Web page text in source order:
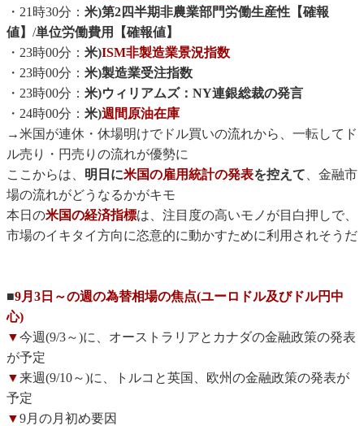
・21時30分： 米)第2四半期非農業部門労働生産性【確報
値】 /単位労働費用【確報値】
・23時00分： 米)ISM非製造業景況指数
・23時00分： 米)製造業受注指数
・23時00分： 米)ウィリアムズ：NY連銀総裁の発言
・24時00分： 米)週間原油在庫
→米国が連休・休場明けでドル買いの流れから、一転してド
ル売り・円売りの流れが優勢に
ここからは、 明日に米国の雇用統計の発表を控えて、金融市
場の流れがどうなるかがキモ
本日の米国の経済指標は、注目度の高いモノが目白押しで、
市場のイキタイ方向に恣意的に動かすために利用されそうだ
■9月3日～の週の為替相場の焦点(ユーロドル及びドル円中
心)
▼今週(9/3～)に、オーストラリアとカナダの金融政策の発表
が予定
▼来週(9/10～)に、トルコと英国、欧州の金融政策の発表が
予定
▼9月の月初め要因